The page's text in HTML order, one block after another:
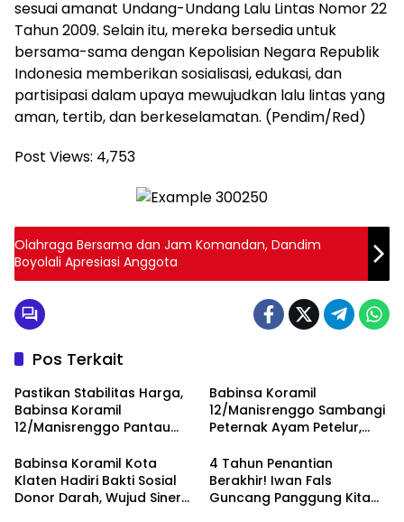
sesuai amanat Undang-Undang Lalu Lintas Nomor 22
Tahun 2009. Selain itu, mereka bersedia untuk
bersama-sama dengan Kepolisian Negara Republik
Indonesia memberikan sosialisasi, edukasi, dan
partisipasi dalam upaya mewujudkan lalu lintas yang
aman, tertib, dan berkeselamatan. (Pendim/Red)
Post Views: 4,753
Olahraga Bersama dan Jam Komandan, Dandim
Boyolali Apresiasi Anggota
Pos Terkait
Pastikan Stabilitas Harga,
Babinsa Koramil
12/Manisrenggo Pantau
Klewer
Babinsa Koramil
12/Manisrenggo Sambangi
Peternak Ayam Petelur,
Dan Perekonomian Warga
Babinsa Koramil Kota
Klaten Hadiri Bakti Sosial
Donor Darah, Wujud Sinergi
4 Tahun Penantian
Berakhir! Iwan Fals
Guncang Panggung Kita